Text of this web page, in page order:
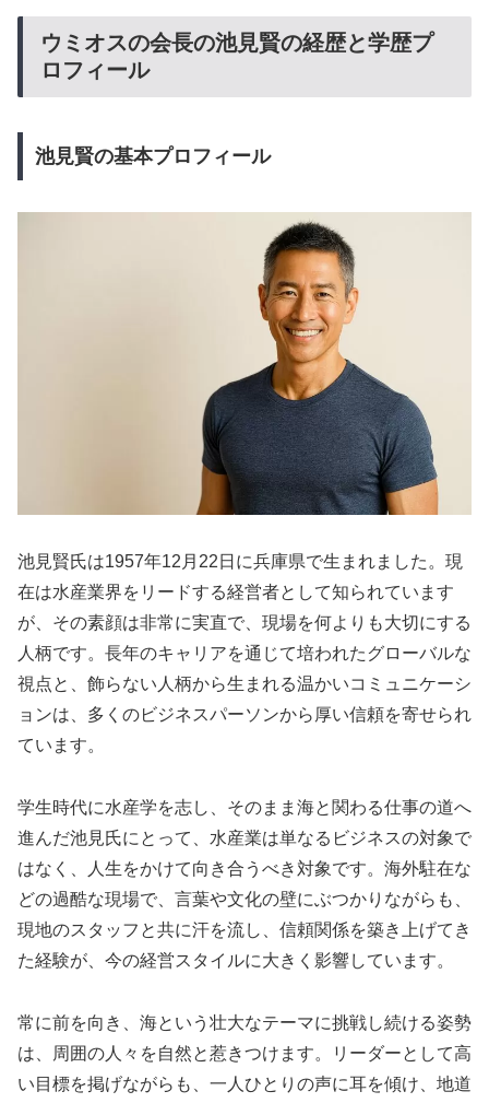
ウミオスの会長の池見賢の経歴と学歴プ
ロフィール
池見賢の基本プロフィール
池見賢氏は1957年12月22日に兵庫県で生まれました。現
在は水産業界をリードする経営者として知られています
が、その素顔は非常に実直で、現場を何よりも大切にする
人柄です。長年のキャリアを通じて培われたグローバルな
視点と、飾らない人柄から生まれる温かいコミュニケーシ
ョンは、多くのビジネスパーソンから厚い信頼を寄せられ
ています。
学生時代に水産学を志し、そのまま海と関わる仕事の道へ
進んだ池見氏にとって、水産業は単なるビジネスの対象で
はなく、人生をかけて向き合うべき対象です。海外駐在な
どの過酷な現場で、言葉や文化の壁にぶつかりながらも、
現地のスタッフと共に汗を流し、信頼関係を築き上げてき
た経験が、今の経営スタイルに大きく影響しています。
常に前を向き、海という壮大なテーマに挑戦し続ける姿勢
は、周囲の人々を自然と惹きつけます。リーダーとして高
い目標を掲げながらも、一人ひとりの声に耳を傾け、地道